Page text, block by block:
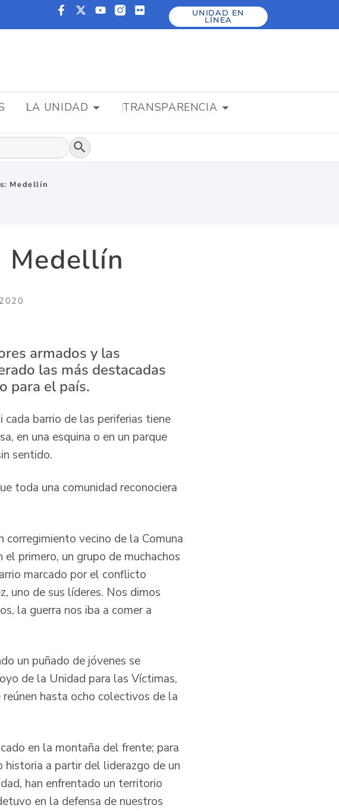
UNIDAD EN
LÍNEA
LA UNIDAD TRANSPARENCIA
Botón de búsqueda
Medellín
Medellín
armados y las
las más destacadas
para el país.
barrio de las periferias tiene
en una esquina o en un parque
sentido.
toda una comunidad reconociera
vecino de la Comuna
primero, un grupo de muchachos
marcado por el conflicto
uno de sus líderes. Nos dimos
la guerra nos iba a comer a
un puñado de jóvenes se
de la Unidad para las Víctimas,
hasta ocho colectivos de la
en la montaña del frente; para
historia a partir del liderazgo de un
han enfrentado un territorio
en la defensa de nuestros